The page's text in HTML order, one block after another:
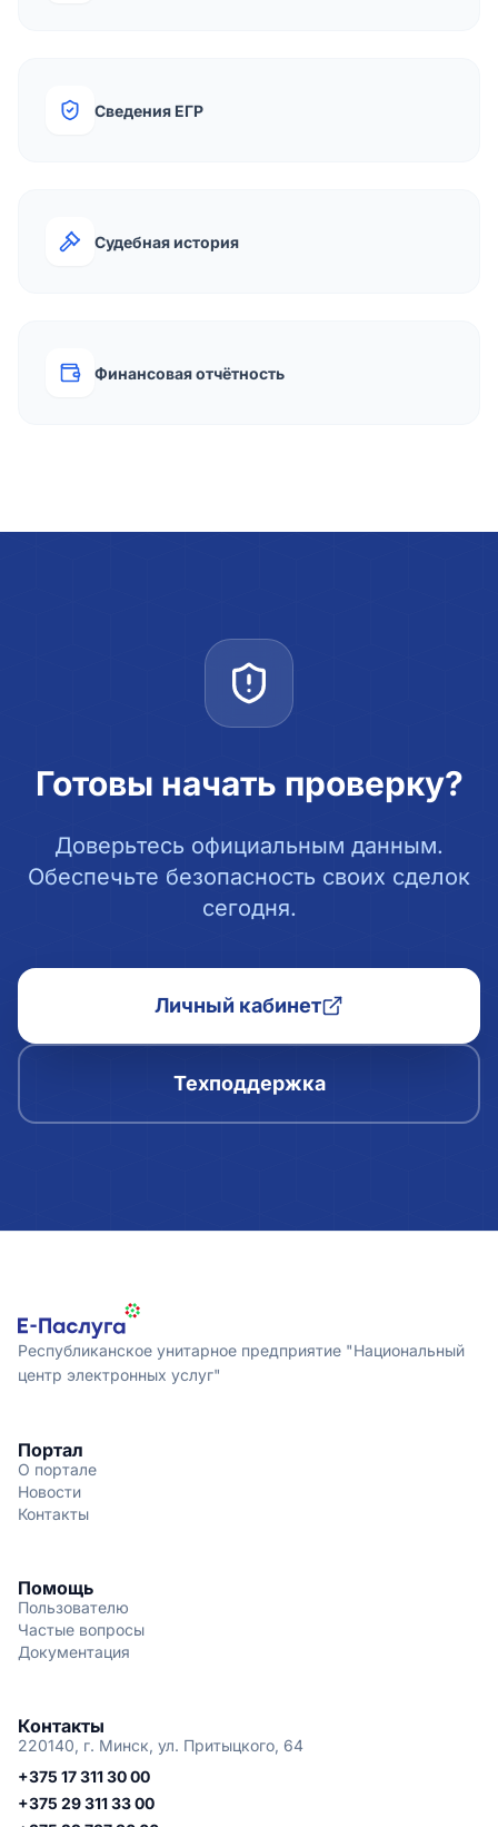
Сведения ЕГР
Судебная история
Финансовая отчётность
Готовы начать проверку?
Доверьтесь официальным данным.
Обеспечьте безопасность своих сделок
сегодня.
Личный кабинет
Техподдержка
Республиканское унитарное предприятие "Национальный
центр электронных услуг"
Портал
О портале
Новости
Контакты
Помощь
Пользователю
Частые вопросы
Документация
Контакты
220140, г. Минск, ул. Притыцкого, 64
+375 17 311 30 00
+375 29 311 33 00